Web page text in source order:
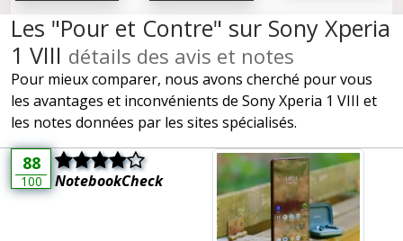
Les "Pour et Contre" sur Sony Xperia
1 VIII détails des avis et notes
Pour mieux comparer, nous avons cherché pour vous
les avantages et inconvénients de Sony Xperia 1 VIII et
les notes données par les sites spécialisés.
88
100 NotebookCheck